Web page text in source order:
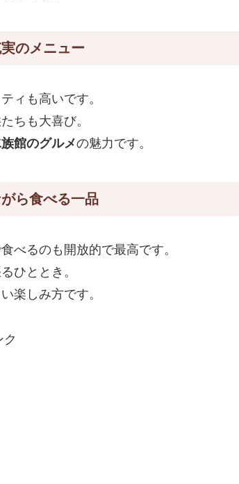
のメニュー
ィも高いです。
ちも大喜び。
館のグルメの魅力です。
ら食べる一品
べるのも開放的で最高です。
ひととき。
楽しみ方です。
ク